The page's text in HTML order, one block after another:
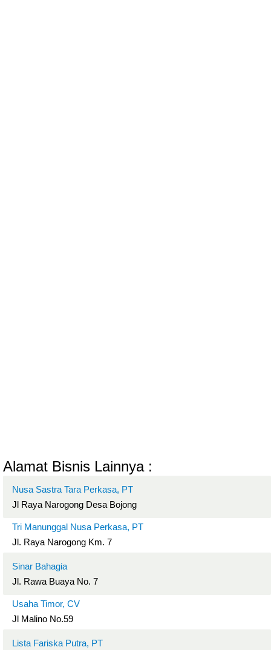
Alamat Bisnis Lainnya :
Nusa Sastra Tara Perkasa, PT
Jl Raya Narogong Desa Bojong
Tri Manunggal Nusa Perkasa, PT
Jl. Raya Narogong Km. 7
Sinar Bahagia
Jl. Rawa Buaya No. 7
Usaha Timor, CV
Jl Malino No.59
Lista Fariska Putra, PT